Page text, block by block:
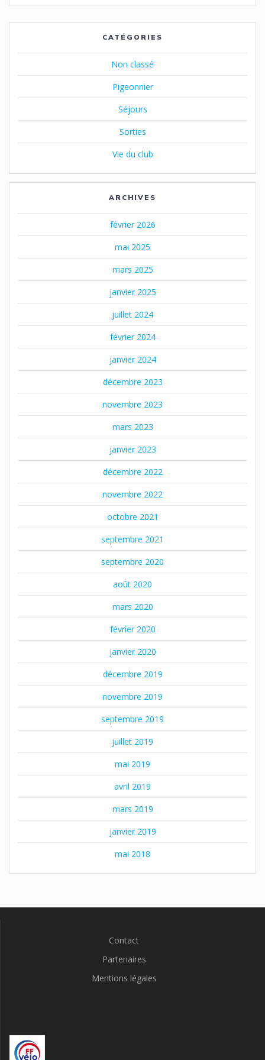
sein
CATÉGORIES
Non classé
Pigeonnier
Séjours
Sorties
Vie du club
ARCHIVES
février 2026
mai 2025
mars 2025
janvier 2025
juillet 2024
février 2024
janvier 2024
décembre 2023
novembre 2023
mars 2023
janvier 2023
décembre 2022
novembre 2022
octobre 2021
septembre 2021
septembre 2020
août 2020
mars 2020
février 2020
janvier 2020
décembre 2019
novembre 2019
septembre 2019
juillet 2019
mai 2019
avril 2019
mars 2019
janvier 2019
mai 2018
Contact
Partenaires
Mentions légales